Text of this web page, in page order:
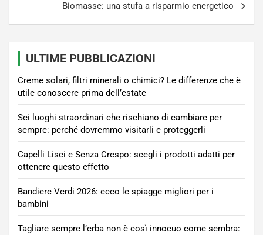
Biomasse: una stufa a risparmio energetico
ULTIME PUBBLICAZIONI
Creme solari, filtri minerali o chimici? Le differenze che è
utile conoscere prima dell’estate
Sei luoghi straordinari che rischiano di cambiare per
sempre: perché dovremmo visitarli e proteggerli
Capelli Lisci e Senza Crespo: scegli i prodotti adatti per
ottenere questo effetto
Bandiere Verdi 2026: ecco le spiagge migliori per i
bambini
Tagliare sempre l’erba non è così innocuo come sembra: